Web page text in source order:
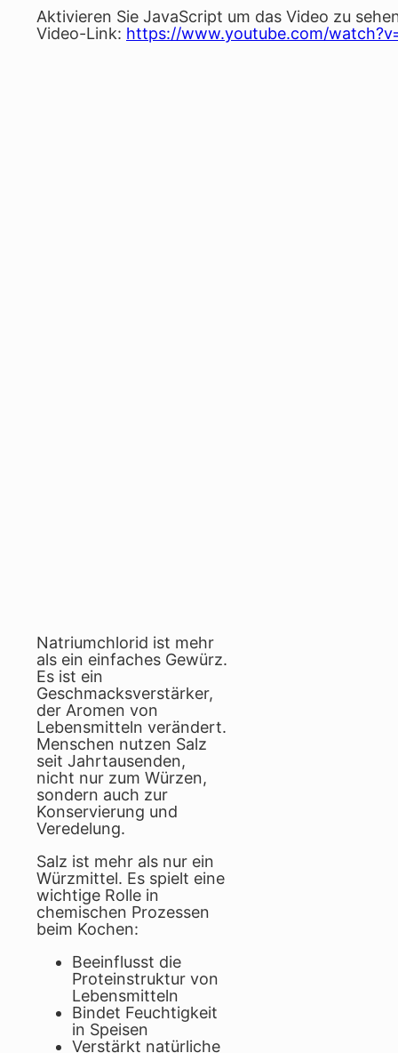
Aktivieren Sie JavaScript um das Video zu
Video-Link: https://www.youtube.com/
Natriumchlorid ist mehr
als ein einfaches Gewürz.
Es ist ein
Geschmacksverstärker,
der Aromen von
Lebensmitteln verändert.
Menschen nutzen Salz
seit Jahrtausenden,
nicht nur zum Würzen,
sondern auch zur
Konservierung und
Veredelung.
Salz ist mehr als nur ein
Würzmittel. Es spielt eine
wichtige Rolle in
chemischen Prozessen
beim Kochen:
Beeinflusst die
Proteinstruktur von
Lebensmitteln
Bindet Feuchtigkeit
in Speisen
Verstärkt natürliche